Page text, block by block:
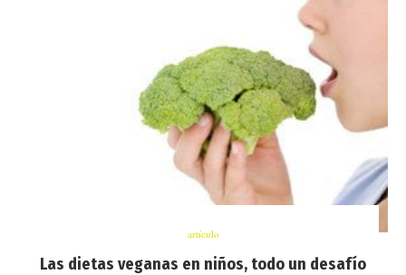
artículo
Las dietas veganas en niños, todo un desafío